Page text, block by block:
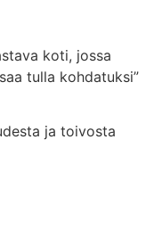
koti, jossa
tulla kohdatuksi”
ja toivosta